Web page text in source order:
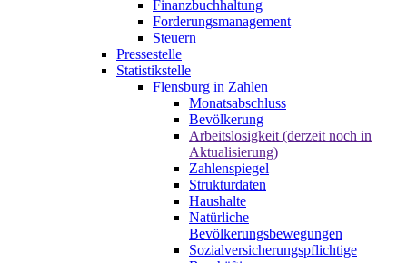
Finanzbuchhaltung
Forderungsmanagement
Steuern
Pressestelle
Statistikstelle
Flensburg in Zahlen
Monatsabschluss
Bevölkerung
Arbeitslosigkeit (derzeit noch in
Aktualisierung)
Zahlenspiegel
Strukturdaten
Haushalte
Natürliche
Bevölkerungsbewegungen
Sozialversicherungspflichtige